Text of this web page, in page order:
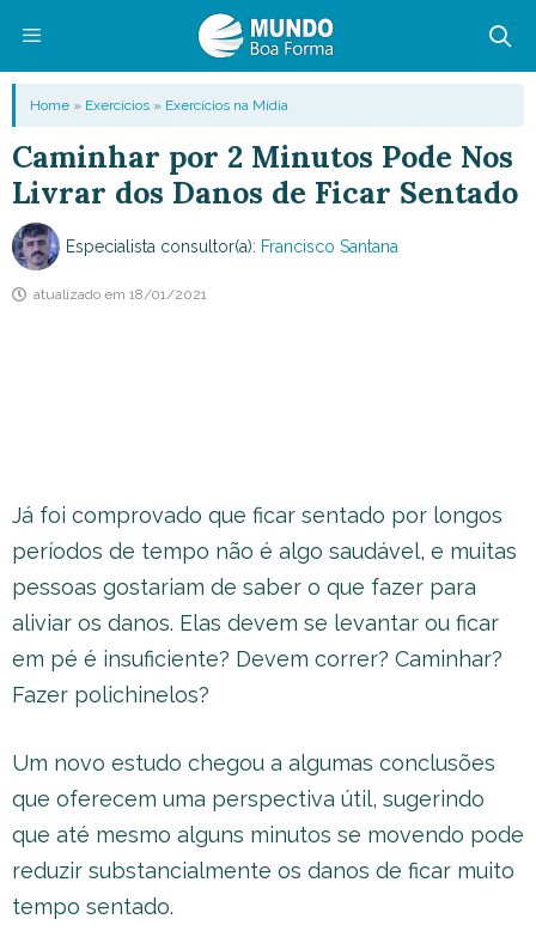
conteúdo
Menu
Home » Exercícios » Exercícios na Mídia
Caminhar por 2 Minutos Pode Nos
Livrar dos Danos de Ficar Sentado
Especialista consultor(a): Francisco Santana
atualizado em 18/01/2021
Já foi comprovado que ficar sentado por longos
períodos de tempo não é algo saudável, e muitas
pessoas gostariam de saber o que fazer para
aliviar os danos. Elas devem se levantar ou ficar
em pé é insuficiente? Devem correr? Caminhar?
Fazer polichinelos?
Um novo estudo chegou a algumas conclusões
que oferecem uma perspectiva útil, sugerindo
que até mesmo alguns minutos se movendo pode
reduzir substancialmente os danos de ficar muito
tempo sentado.